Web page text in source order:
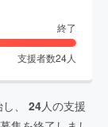
終了
支援者数24人
、 24人の支援